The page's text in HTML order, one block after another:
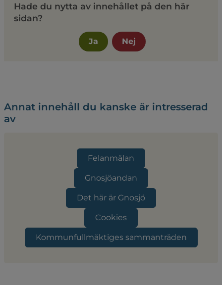
Hade du nytta av innehållet på den här
sidan?
Ja Nej
Annat innehåll du kanske är intresserad
av
Felanmälan
Gnosjöandan
Det här är Gnosjö
Cookies
Kommunfullmäktiges sammanträden